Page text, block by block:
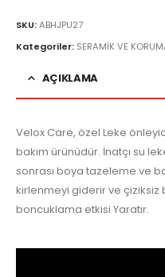
SKU:ABHJPU27
Kategoriler: SERAMİK VE
AÇIKLAMA
Velox Care, özel Leke
bakım ürünüdür. İnatçı su
sonrası boya tazeleme ve
kirlenmeyi giderir ve çiziksiz
boncuklama etkisi Yaratır.